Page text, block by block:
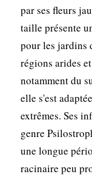
par ses fleurs
taille présente
pour les jardins
régions arides
notamment du
elle s'est
extrêmes. Ses
genre
une longue
racinaire peu